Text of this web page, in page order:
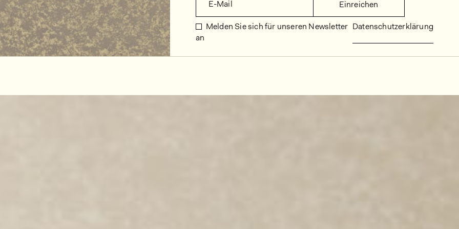
E-Mail Einreichen
Melden Sie sich für unseren Newsletter
an
Datenschutzerklärung